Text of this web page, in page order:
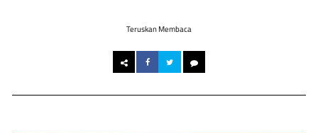
Teruskan Membaca